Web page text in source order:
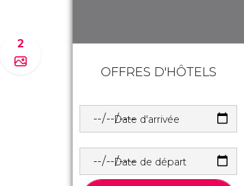
2
OFFRES D'HÔTELS
Date d'arrivée
Date de départ